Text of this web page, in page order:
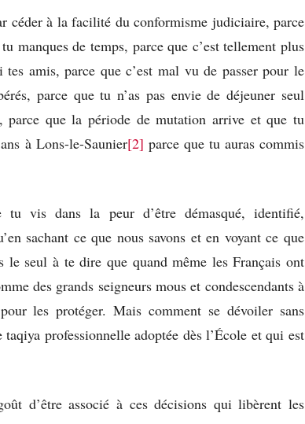
céder à la facilité du conformisme judiciaire, parce
manques de temps, parce que c’est tellement plus
amis, parce que c’est mal vu de passer pour le
parce que tu n’as pas envie de déjeuner seul
parce que la période de mutation arrive et que tu
à Lons-le-Saunier[2] parce que tu auras commis
vis dans la peur d’être démasqué, identifié,
sachant ce que nous savons et en voyant ce que
le seul à te dire que quand même les Français ont
des grands seigneurs mous et condescendants à
les protéger. Mais comment se dévoiler sans
taqiya professionnelle adoptée dès l’École et qui est
d’être associé à ces décisions qui libèrent les